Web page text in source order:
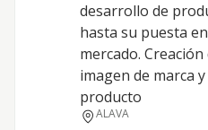
desarrollo de
hasta su puesta
mercado. Creación
imagen de marca y
producto
ALAVA